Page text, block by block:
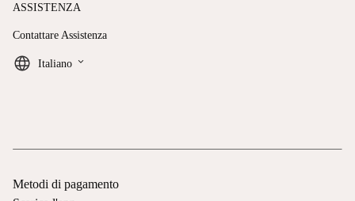
ASSISTENZA
Contattare Assistenza
Italiano keyboard_arrow_down
Metodi di pagamento